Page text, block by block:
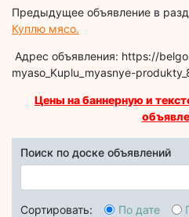
Предыдущее объявление в
Куплю мясо.
Адрес объявления: https://
myaso_Kuplu_myasnye-
Цены на баннерную и
Поиск по доске объявлений
Сортировать: По дате